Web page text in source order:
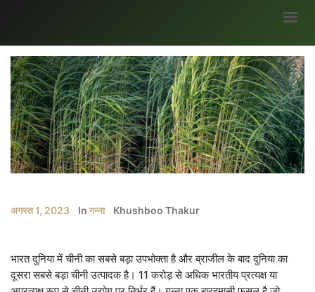
मुख्यपृष्ठ
हमारे बारे में
ब्लॉग
भागीदार
सर्वे
मौसम जानकारी
सरकारी योजनाएं
अगस्त 1, 2023 In गन्ना Khushboo Thakur
भारत दुनिया में चीनी का सबसे बड़ा उपभोक्ता है और ब्राजील के बाद दुनिया का
दूसरा सबसे बड़ा चीनी उत्पादक है। 11 करोड़ से अधिक भारतीय प्रत्यक्ष या